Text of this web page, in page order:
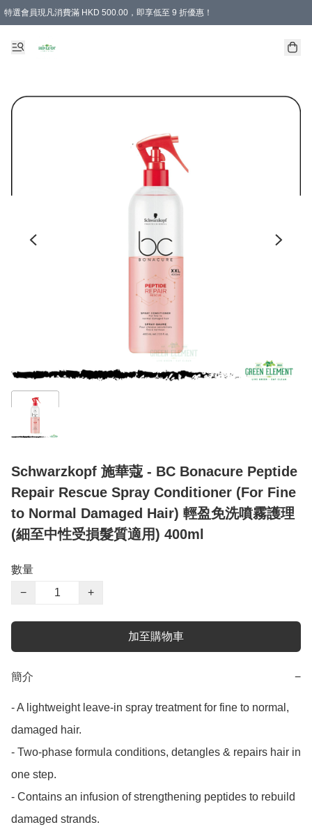
特選會員現凡消費滿 HKD 500.00，即享低至 9 折優惠！
Schwarzkopf 施華蔻 - BC Bonacure Peptide
Repair Rescue Spray Conditioner (For Fine
to Normal Damaged Hair) 輕盈免洗噴霧護理
(細至中性受損髮質適用) 400ml
數量
−
+
加至購物車
簡介 −
- A lightweight leave-in spray treatment for fine to normal,
damaged hair.
- Two-phase formula conditions, detangles & repairs hair in
one step.
- Contains an infusion of strengthening peptides to rebuild
damaged strands.